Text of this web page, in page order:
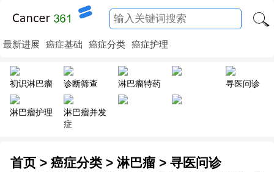
最新进展 癌症基础 癌症分类 癌症护理
初识淋巴瘤 诊断筛查 淋巴瘤特药 寻医问诊
淋巴瘤护理
淋巴瘤并发
症
首页 > 癌症分类 > 淋巴瘤 > 寻医问诊